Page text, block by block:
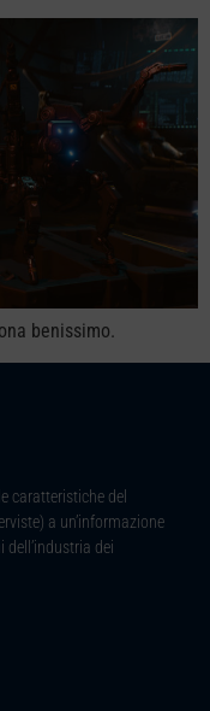
benissimo.
caratteristiche del
a un’informazione
dei